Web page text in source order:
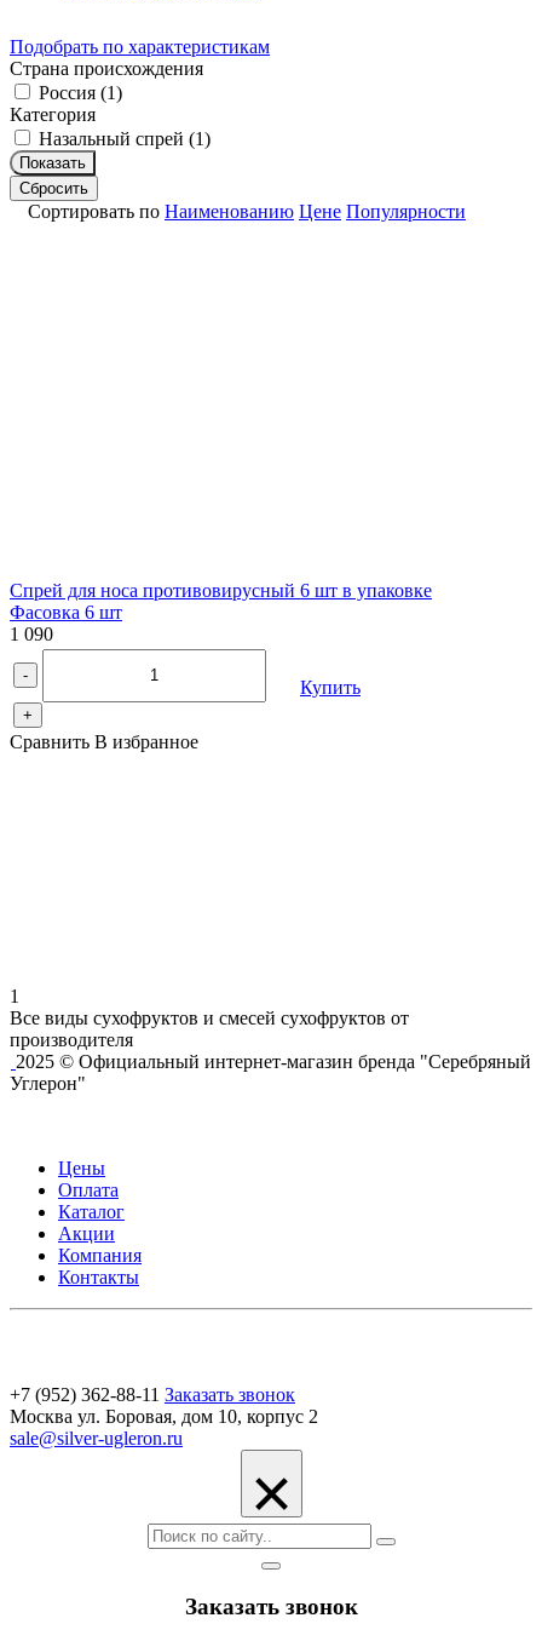
Подобрать по характеристикам
Страна происхождения
Россия (1)
Категория
Назальный спрей (1)
Показать
Сбросить
Сортировать по Наименованию Цене Популярности
Спрей для носа противовирусный 6 шт в упаковке
Фасовка 6 шт
1 090
-
+
Купить
Сравнить В избранное
1
Все виды сухофруктов и смесей сухофруктов от
производителя
2025 © Официальный интернет-магазин бренда "Серебряный
Углерон"
Цены
Оплата
Каталог
Акции
Компания
Контакты
+7 (952) 362-88-11 Заказать звонок
Москва ул. Боровая, дом 10, корпус 2
sale@silver-ugleron.ru
×
Заказать звонок